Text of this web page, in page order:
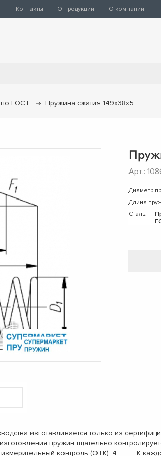
Контакты О продукции О компании
ГОСТ Пружина сжатия 149х38х5
Арт.:
Диаметр
Длина
Сталь:
изготавливается только из
пружин тщательно
измерительный контроль (ОТК). 4. К